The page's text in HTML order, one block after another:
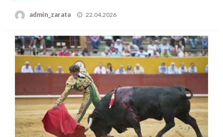
admin_zarata
Posted
22.04.2026